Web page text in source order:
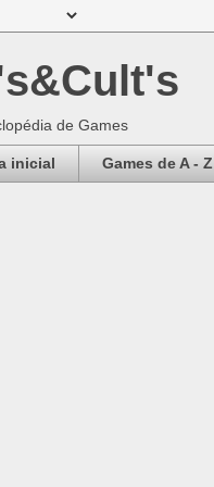
de Games
inicial Games de A - Z